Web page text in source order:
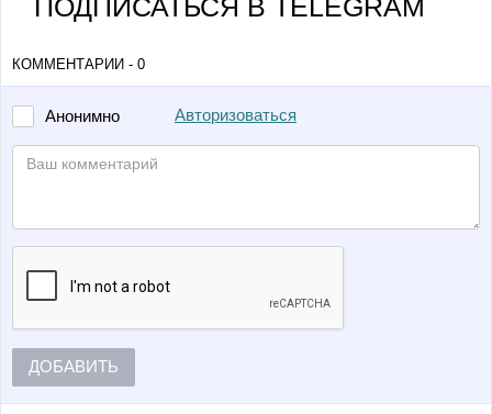
ПОДПИСАТЬСЯ В TELEGRAM
КОММЕНТАРИИ - 0
Анонимно Авторизоваться
ДОБАВИТЬ